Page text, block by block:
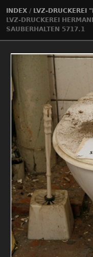
INDEX / LVZ-DRUCKEREI
LVZ-DRUCKEREI
SAUBERHALTEN 5717.1